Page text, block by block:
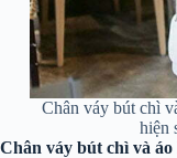
Chân váy bút chì
hiện
Chân váy bút chì và áo